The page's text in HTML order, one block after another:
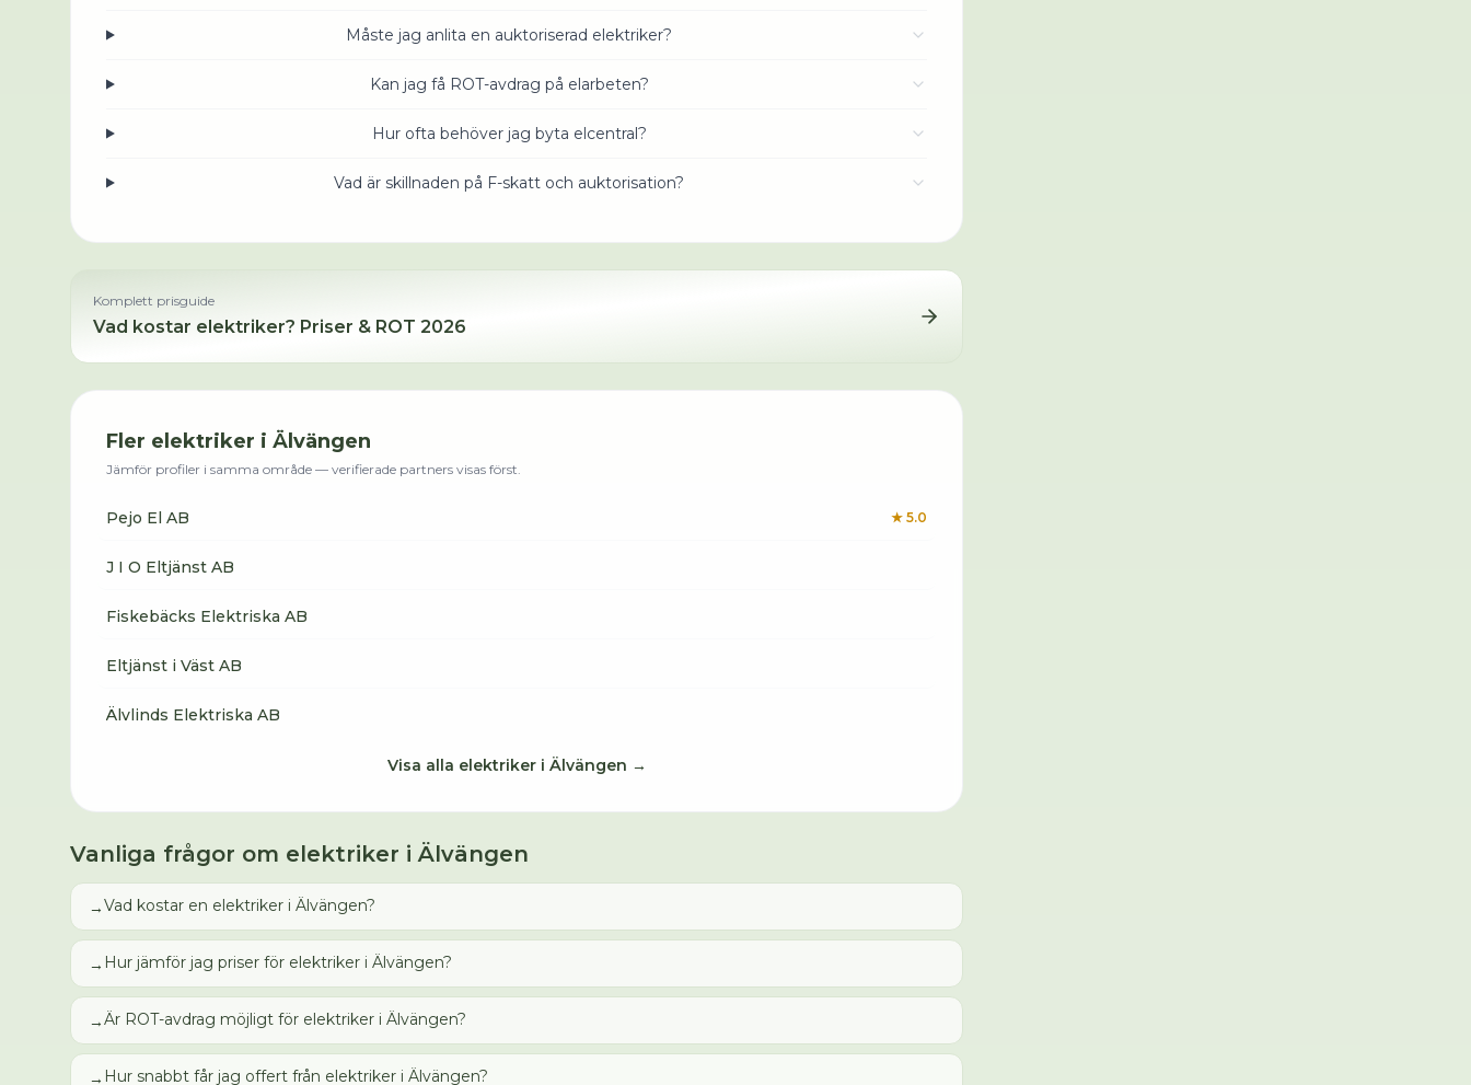
Måste jag anlita en auktoriserad elektriker?
Kan jag få ROT-avdrag på elarbeten?
Hur ofta behöver jag byta elcentral?
Vad är skillnaden på F-skatt och auktorisation?
Komplett prisguide
Vad kostar elektriker? Priser & ROT 2026
Fler elektriker i Älvängen
Jämför profiler i samma område — verifierade partners visas först.
Pejo El AB ★ 5.0
J I O Eltjänst AB
Fiskebäcks Elektriska AB
Eltjänst i Väst AB
Älvlinds Elektriska AB
Visa alla elektrikeri Älvängen →
Vanliga frågor om elektriker iÄlvängen
→Vad kostar en elektriker i Älvängen?
→ Hur jämför jag priser för elektriker i Älvängen?
→Är ROT-avdrag möjligt för elektriker i Älvängen?
→ Hur snabbt får jag offert från elektriker i Älvängen?